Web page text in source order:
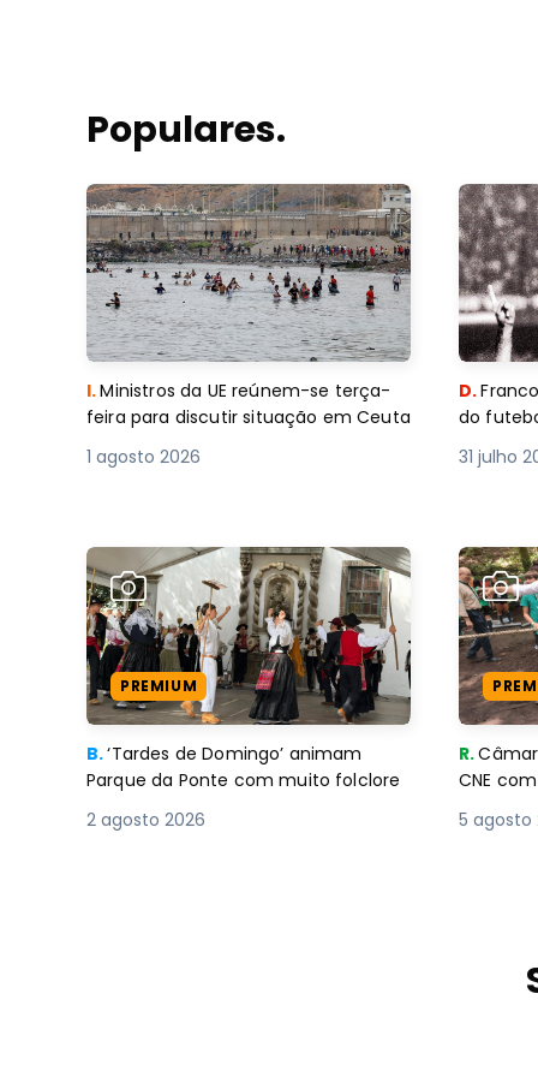
Populares.
I.Ministros da UE reúnem-se terça-
feira para discutir situação em Ceuta
1 agosto 2026
D.
do
31 julho
PREMIUM
B.‘Tardes de Domingo’ animam
Parque da Ponte com muito folclore
2 agosto 2026
R.
CNE
5 agosto